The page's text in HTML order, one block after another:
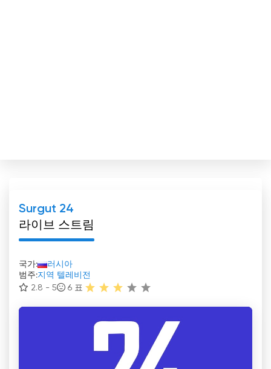
Surgut 24
라이브 스트림
국가:
러시아
범주:지역 텔레비전
2.8 - 5
6 표